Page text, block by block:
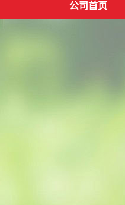
公司首页